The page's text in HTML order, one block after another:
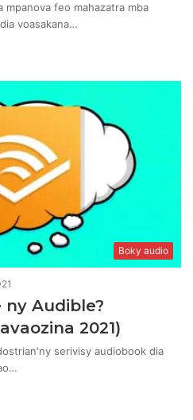
mpanova feo mahazatra mba
voasakana…
Boky audio
ny Audible?
2021)
serivisy audiobook dia